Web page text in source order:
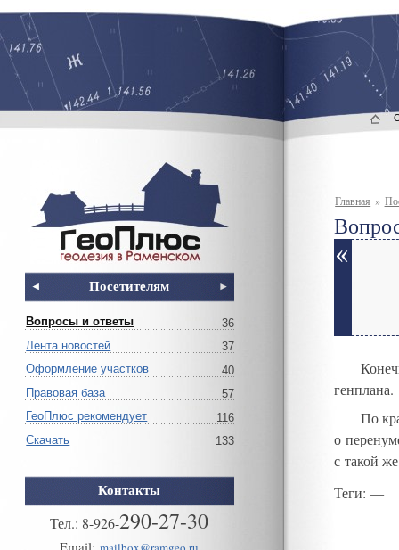
Посетителям
Вопросы и ответы
36
Лента новостей
37
Оформление участков
40
Правовая база
57
ГеоПлюс рекомендует
116
Скачать
133
Контакты
Тел.: 8-926-290-27-30
Email:
Главная »
генплана.
По
о
с такой
Теги: —